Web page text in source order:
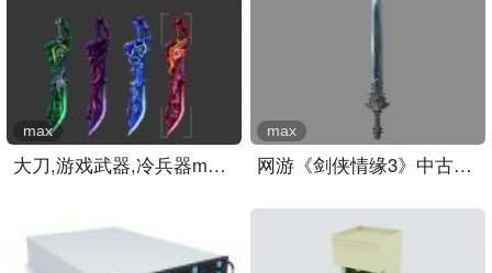
大刀,游戏武器,冷兵器max模..
max
网游《剑侠情缘3》中古朴的..
max